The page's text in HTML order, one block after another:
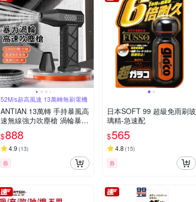
52M/s超高風速 13萬轉無刷電機
ANTIAN 13萬轉 手持暴風高
速無線強力吹塵槍 渦輪暴力
吹塵器 烤肉生火 戶外吹氣
泵
$888
4.9 (13)
券
日本SOFT 99 超級免雨刷玻
璃精-急速配
$565
4.8 (15)
券